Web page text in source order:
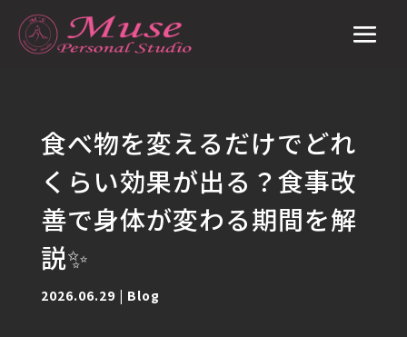
食べ物を変えるだけでどれ
くらい効果が出る？食事改
善で身体が変わる期間を解
説✨
2026.06.29 | Blog